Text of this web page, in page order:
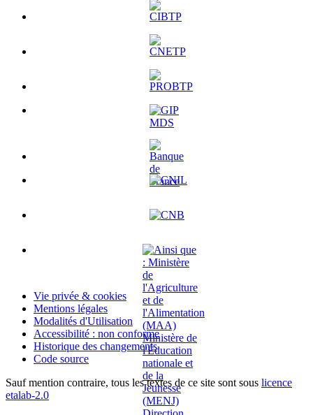
Vie privée & cookies
Mentions légales
Modalités d'Utilisation
Accessibilité : non conforme
Historique des changements
Code source
Sauf mention contraire, tous les textes de ce site sont sous licence
etalab-2.0